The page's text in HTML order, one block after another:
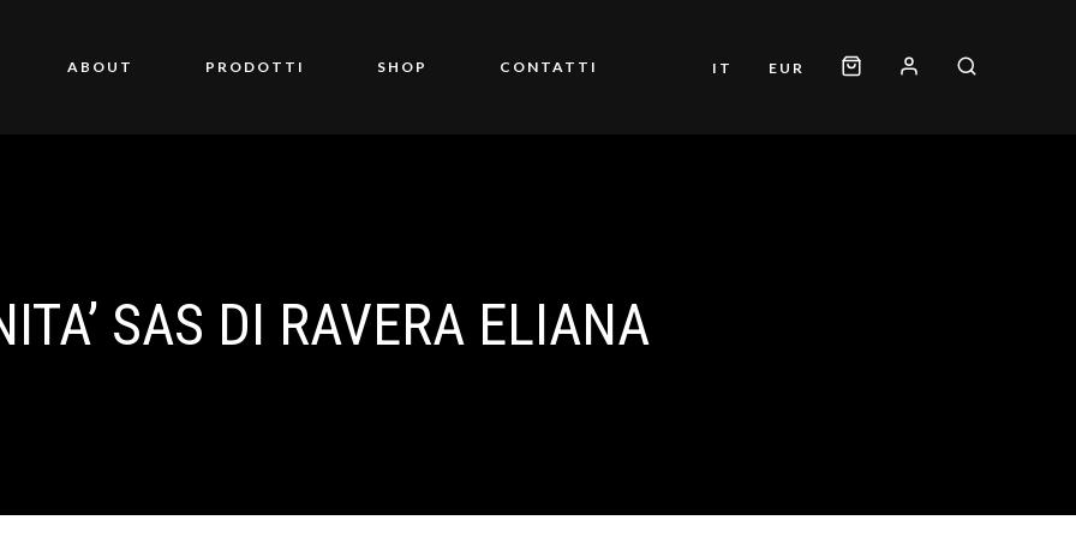
ABOUT PRODOTTI SHOP CONTATTI IT EUR
SAS DI RAVERA ELIANA